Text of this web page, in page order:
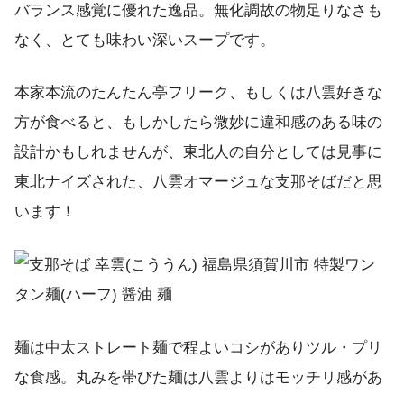
バランス感覚に優れた逸品。無化調故の物足りなさも
なく、とても味わい深いスープです。
本家本流のたんたん亭フリーク、もしくは八雲好きな
方が食べると、もしかしたら微妙に違和感のある味の
設計かもしれませんが、東北人の自分としては見事に
東北ナイズされた、八雲オマージュな支那そばだと思
います！
麺は中太ストレート麺で程よいコシがありツル・プリ
な食感。丸みを帯びた麺は八雲よりはモッチリ感があ